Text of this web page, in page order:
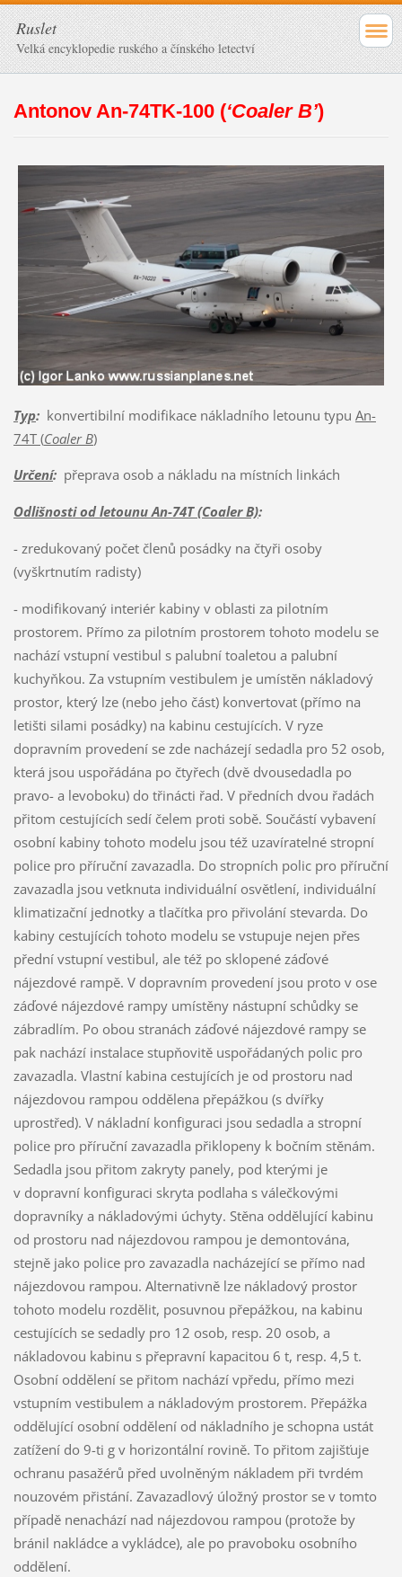
Ruslet
Velká encyklopedie ruského a čínského letectví
Antonov An-74TK-100 (‘Coaler B’)
Typ:konvertibilní modifikace nákladního letounu typu An-
74T (Coaler B)
Určení:přeprava osob a nákladu na místních linkách
Odlišnosti od letounu An-74T (Coaler B):
- zredukovaný počet členů posádky na čtyři osoby
(vyškrtnutím radisty)
- modifikovaný interiér kabiny v oblasti za pilotním
prostorem. Přímo za pilotním prostorem tohoto modelu se
nachází vstupní vestibul s palubní toaletou a palubní
kuchyňkou. Za vstupním vestibulem je umístěn nákladový
prostor, který lze (nebo jeho část) konvertovat (přímo na
letišti silami posádky) na kabinu cestujících. V ryze
dopravním provedení se zde nacházejí sedadla pro 52 osob,
která jsou uspořádána po čtyřech (dvě dvousedadla po
pravo- a levoboku) do třinácti řad. V předních dvou řadách
přitom cestujících sedí čelem proti sobě. Součástí vybavení
osobní kabiny tohoto modelu jsou též uzavíratelné stropní
police pro příruční zavazadla. Do stropních polic pro příruční
zavazadla jsou vetknuta individuální osvětlení, individuální
klimatizační jednotky a tlačítka pro přivolání stevarda. Do
kabiny cestujících tohoto modelu se vstupuje nejen přes
přední vstupní vestibul, ale též po sklopené záďové
nájezdové rampě. V dopravním provedení jsou proto v ose
záďové nájezdové rampy umístěny nástupní schůdky se
zábradlím. Po obou stranách záďové nájezdové rampy se
pak nachází instalace stupňovitě uspořádaných polic pro
zavazadla. Vlastní kabina cestujících je od prostoru nad
nájezdovou rampou oddělena přepážkou (s dvířky
uprostřed). V nákladní konfiguraci jsou sedadla a stropní
police pro příruční zavazadla přiklopeny k bočním stěnám.
Sedadla jsou přitom zakryty panely, pod kterými je
v dopravní konfiguraci skryta podlaha s válečkovými
dopravníky a nákladovými úchyty. Stěna oddělující kabinu
od prostoru nad nájezdovou rampou je demontována,
stejně jako police pro zavazadla nacházející se přímo nad
nájezdovou rampou. Alternativně lze nákladový prostor
tohoto modelu rozdělit, posuvnou přepážkou, na kabinu
cestujících se sedadly pro 12 osob, resp. 20 osob, a
nákladovou kabinu s přepravní kapacitou 6 t, resp. 4,5 t.
Osobní oddělení se přitom nachází vpředu, přímo mezi
vstupním vestibulem a nákladovým prostorem. Přepážka
oddělující osobní oddělení od nákladního je schopna ustát
zatížení do 9-ti g v horizontální rovině. To přitom zajišťuje
ochranu pasažérů před uvolněným nákladem při tvrdém
nouzovém přistání. Zavazadlový úložný prostor se v tomto
případě nenachází nad nájezdovou rampou (protože by
bránil nakládce a vykládce), ale po pravoboku osobního
oddělení.